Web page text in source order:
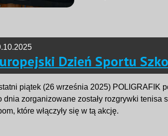
Dzień Sportu
piątek (26 września 2025) POLIGRAFIK
dnia zorganizowane zostały rozgrywki
które włączyły się w tą akcję.